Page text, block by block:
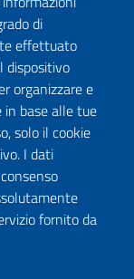
di
effettuato
dispositivo
organizzare e
base alle tue
solo il cookie
I dati
fornito da